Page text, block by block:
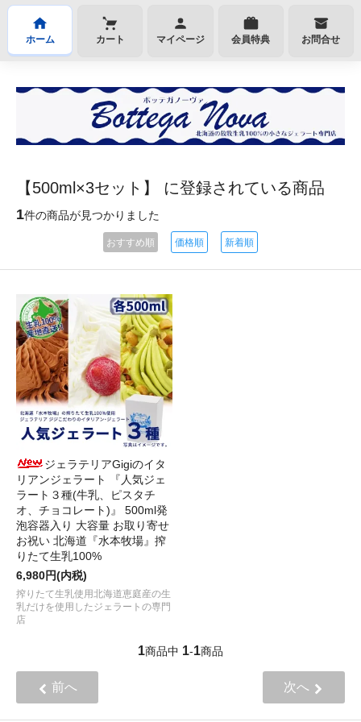
ホーム カート マイページ 会員特典 お問合せ
【500ml×3セット】 に登録されている商品
1件の商品が見つかりました
おすすめ順 価格順 新着順
ジェラテリアGigiのイタ
リアンジェラート 『人気ジェ
ラート３種(牛乳、ピスタチ
オ、チョコレート)』 500ml発
泡容器入り 大容量 お取り寄せ
お祝い 北海道『水本牧場』搾
りたて生乳100%
6,980円(内税)
搾りたて生乳使用北海道恵庭産の生
乳だけを使用したジェラートの専門
店
1商品中 1-1商品
前へ 次へ